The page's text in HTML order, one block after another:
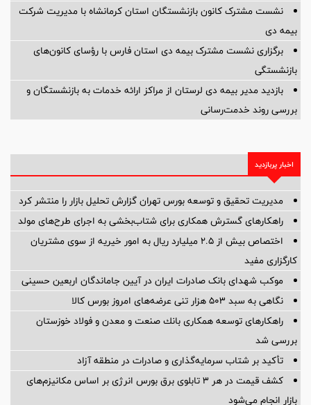
نشست مشترک کانون بازنشستگان استان کرمانشاه با مدیریت شرکت
بیمه دی
برگزاری نشست مشترک بیمه دی استان فارس با رؤسای کانون‌های
بازنشستگی
بازدید مدیر بیمه دی لرستان از مراکز ارائه خدمات به بازنشستگان و
بررسی روند خدمت‌رسانی
اخبار پربازدید
مدیریت تحقیق و توسعه‌ بورس تهران گزارش تحلیل بازار را منتشر کرد
راهکارهای گسترش همکاری برای شتاب‌بخشی به اجرای طرح‌های مولد
اختصاص بیش از ۲.۵ میلیارد ریال به امور خیریه از سوی مشتریان
کارگزاری مفید
موکب شهدای بانک صادرات ایران در آیین جاماندگان اربعین حسینی
نگاهی به سبد ۵۰۳ هزار تنی عرضه‌های امروز بورس کالا
راهكارهای توسعه همكاری بانك صنعت و معدن و فولاد خوزستان
بررسی شد
تأکید بر شتاب سرمایه‌گذاری و صادرات در منطقه آزاد
کشف قیمت در هر ۳ تابلوی برق بورس انرژی بر اساس مکانیزم‌های
بازار انجام می‌شود